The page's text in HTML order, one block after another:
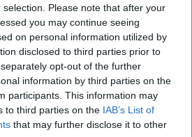
Please note that after your
you may continue seeing
on personal information utilized by
disclosed to third parties prior to
opt-out of the further
information by third parties on the
participants. This information may
to third parties on the IAB’s List of
that may further disclose it to other
Fragen